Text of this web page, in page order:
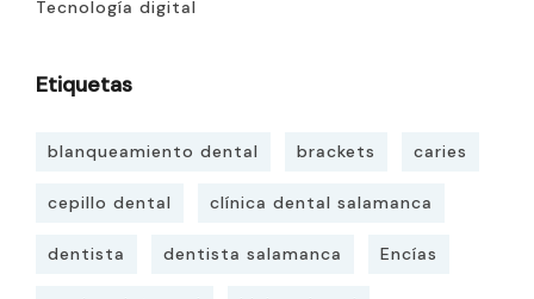
Tecnología digital
Etiquetas
blanqueamiento dental brackets caries
cepillo dental clínica dental salamanca
dentista dentista salamanca Encías